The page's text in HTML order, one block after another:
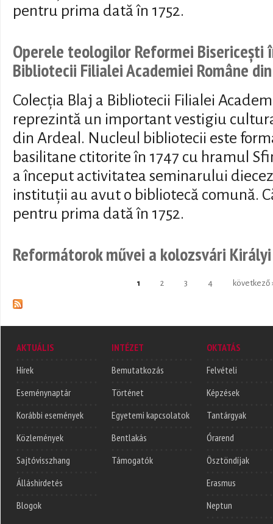
pentru prima dată în 1752.
Operele teologilor Reformei Bisericești
Bibliotecii Filialei Academiei Române
Colecția Blaj a Bibliotecii Filialei
reprezintă un important vestigiu
din Ardeal. Nucleul bibliotecii este
basilitane ctitorite în 1747 cu hramul
a început activitatea seminarului
instituții au avut o bibliotecă comună.
pentru prima dată în 1752.
Reformátorok művei a kolozsvári
1 2 3 4 következő
AKTUÁLIS
Hírek
Eseménynaptár
Korábbi események
Közlemények
Sajtóvisszhang
Álláshirdetés
Blogok
INTÉZET
Bemutatkozás
Történet
Egyetemi kapcsolatok
Bentlakás
Támogatók
OKTATÁS
Felvételi
Képzések
Tantárgyak
Órarend
Ösztöndíjak
Erasmus
Neptun